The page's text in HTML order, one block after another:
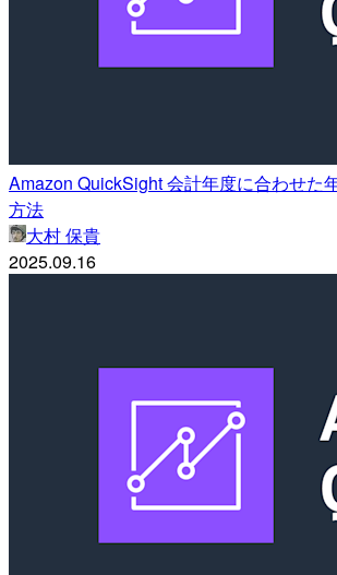
Amazon QuickSight 会計年度に合わせた
方法
大村 保貴
2025.09.16